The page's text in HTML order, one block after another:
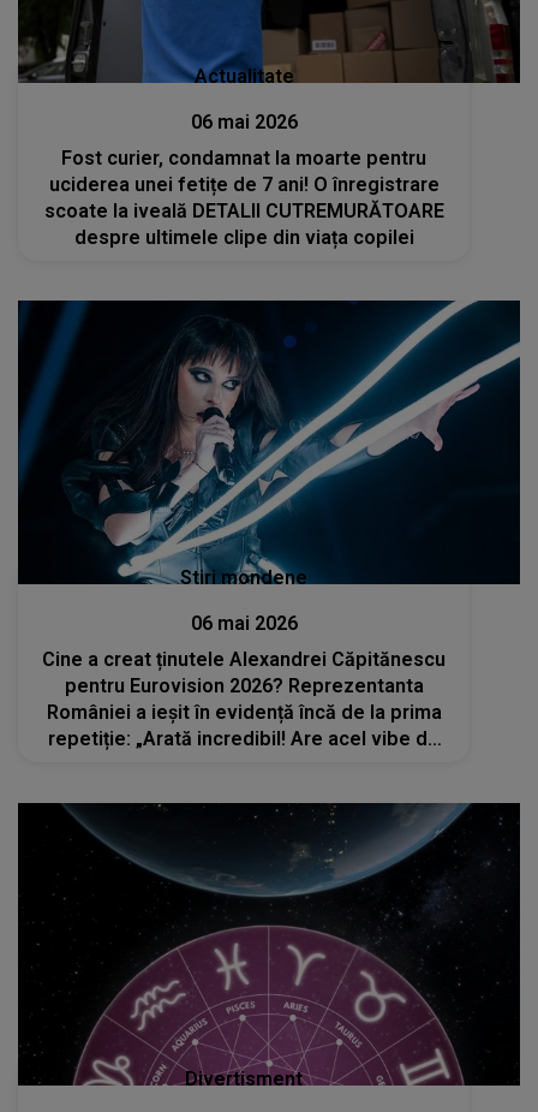
Actualitate
06 mai 2026
Fost curier, condamnat la moarte pentru
uciderea unei fetițe de 7 ani! O înregistrare
scoate la iveală DETALII CUTREMURĂTOARE
despre ultimele clipe din viața copilei
Stiri mondene
06 mai 2026
Cine a creat ținutele Alexandrei Căpitănescu
pentru Eurovision 2026? Reprezentanta
României a ieșit în evidență încă de la prima
repetiție: „Arată incredibil! Are acel vibe de
Divertisment